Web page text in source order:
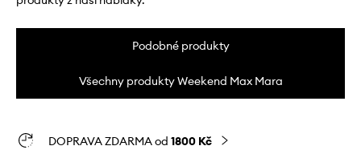
Podobné produkty
Všechny produkty Weekend Max Mara
DOPRAVA ZDARMA od 1800 Kč